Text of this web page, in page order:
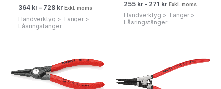
364 kr – 728 kr Exkl. moms
Handverktyg > Tänger >
Låsringstänger
255 kr – 271 kr Exkl. moms
Handverktyg > Tänger >
Låsringstänger
Prisintervall:
273 kr341 kr
till
579 kr724 kr
Prisintervall:
317 kr396 kr